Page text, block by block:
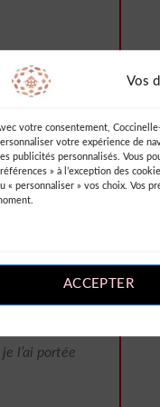
Vos
votre consentement,
votre expérience de
publicités personnalisés. Vous
» à l’exception des
« personnaliser » vos choix. Vos
ACCEPTER
moulant et
pour mettre
touche
à porter.
l’ai portée